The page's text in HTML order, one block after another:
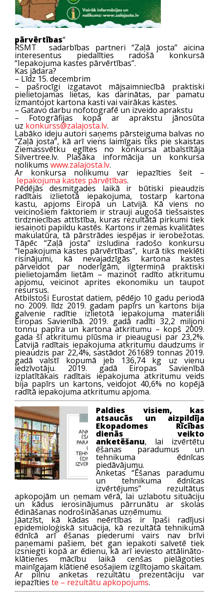
pārvērtības“
RSMT sadarbības partneri “Zaļā josta” aicina
interesentus piedalīties radošā konkursā
“Iepakojuma kastes pārvērtības”.
Kas jādara?
– Līdz 15. decembrim
– pašrocīgi izgatavot mājsaimniecībā praktiski
pielietojamas lietas, kas darinātas, par pamatu
izmantojot kartona kasti vai vairākas kastes.
– Gatavo darbu nofotografē un izveido aprakstu
– Fotogrāfijas kopā ar aprakstu jānosūta
uz konkurss@zalajosta.lv.
Labāko ideju autori saņems pārsteiguma balvas no
“Zaļā josta”, kā arī viens laimīgais tiks pie skaistas
Ziemassvētku eglītes no konkursa atbalstītāja
Silvertree.lv. Plašāka informācija un konkursa
nolikums www.zalajosta.lv.
Ar konkursa nolikumu var iepazīties šeit –
Iepakojuma kastes pārvētības.
Pēdējās desmitgades laikā ir būtiski pieaudzis
radītais izlietotā iepakojuma, tostarp kartona
kastu, apjoms Eiropā un Latvijā. Kā viens no
veicinošiem faktoriem ir strauji augošā tiešsaistes
tirdzniecības attīstība, kuras rezultātā pirkumi tiek
iesaiņoti papildu kastēs. Kartons ir zemas kvalitātes
makulatūra, tā pārstrādes iespējas ir ierobežotas.
Tāpēc “Zaļā josta” izsludina radošo konkursu
“Iepakojuma kastes pārvērtības”, kurā tiks meklēti
risinājumi, kā nevajadzīgās kartona kastes
pārveidot par noderīgām, ilgtermiņā praktiski
pielietojamām lietām – mazinot radīto atkritumu
apjomu, veicinot aprites ekonomiku un taupot
resursus.
Atbilstoši Eurostatdatiem, pēdējo 10 gadu periodā
no 2009. līdz 2019. gadam papīrs un kartons bija
galvenie radītie izlietotā iepakojuma materiāli
Eiropas Savienībā. 2019. gadā radīti 32,2 miljoni
tonnu papīra un kartona atkritumu – kopš 2009.
gada šī atkritumu plūsma ir pieaugusi par 23,2%.
Latvijā radītais iepakojuma atkritumu daudzums ir
pieaudzis par 22,4%, sastādot 261689 tonnas 2019.
gadā valstī kopumā jeb 136,74 kg uz vienu
iedzīvotāju. 2019. gadā Eiropas Savienībā
izplatītākais radītais iepakojuma atkritumu veids
bija papīrs un kartons, veidojot 40,6% no kopējā
radītā iepakojuma atkritumu apjoma.
Paldies visiem, kas
atsaucās un aizpildīja
Ekopadomes Rīcības
dienās veikto
anketēšanu, lai izvērtētu
ēšanas paradumus un
tehnikuma ēdnīcas
piedāvājumu.
Anketas “Ēšanas paradumu
un tehnikuma ēdnīcas
izvērtējums” rezultātus
apkopojām un ņemam vērā, lai uzlabotu situāciju
un kādus ierosinājumus pārrunātu ar skolas
ēdināšanas nodrošināšanas uzņēmumu.
Jāatzīst, kā kādas neērtības ir īpaši radījusi
epidemioloģiskā situācija, kā rezultātā tehnikumā
ēdnīcā arī ēšanas piederumi vairs nav brīvi
paņemami pašiem, bet gan iepakoti salvetē tiek
izsniegti kopā ar ēdienu, kā arī ieviesto attālināto-
klātienes mācību laikā cenšas pielāgoties
mainīgajam klātienē esošajiem izglītojamo skaitam.
Ar pilnu anketas rezultātu prezentāciju var
iepazīties te – rezultātu apkopojums.